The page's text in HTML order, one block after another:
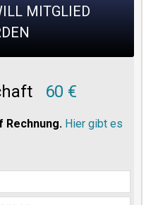
MITGLIED
60 €
Rechnung. Hier gibt es